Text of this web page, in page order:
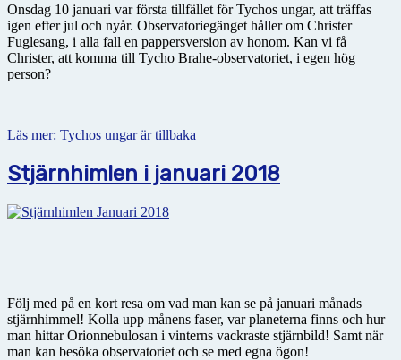
Onsdag 10 januari var första tillfället för Tychos ungar, att träffas
igen efter jul och nyår. Observatoriegänget håller om Christer
Fuglesang, i alla fall en pappersversion av honom. Kan vi få
Christer, att komma till Tycho Brahe-observatoriet, i egen hög
person?
Läs mer: Tychos ungar är tillbaka
Stjärnhimlen i januari 2018
Följ med på en kort resa om vad man kan se på januari månads
stjärnhimmel! Kolla upp månens faser, var planeterna finns och hur
man hittar Orionnebulosan i vinterns vackraste stjärnbild! Samt när
man kan besöka observatoriet och se med egna ögon!